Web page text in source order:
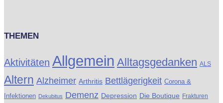
THEMEN
Aktivitäten Allgemein Alltagsgedanken ALS
Altern Alzheimer Arthritis Bettlägerigkeit Corona &
Infektionen Dekubitus Demenz Depression Die Boutique Frakturen